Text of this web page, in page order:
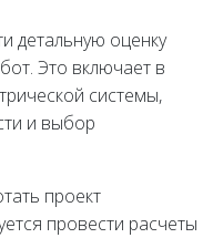
детальную оценку
Это включает в
системы,
и выбор
проект
провести расчеты